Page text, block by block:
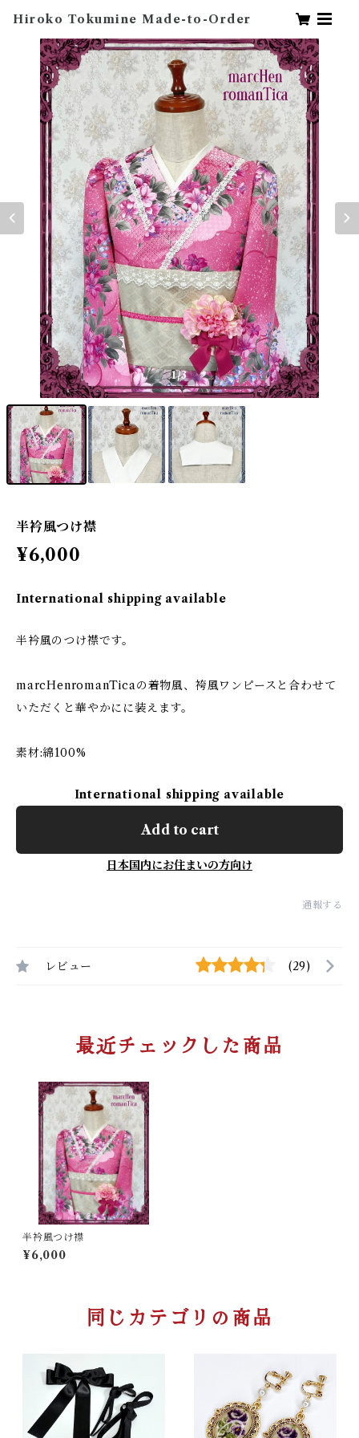
Hiroko Tokumine Made-to-Order
1/3
半衿風つけ襟
¥6,000
International shipping available
半衿風のつけ襟です。
marcHenromanTicaの着物風、袴風ワンピースと合わせて
いただくと華やかにに装えます。
素材:綿100%
International shipping available
Add to cart
日本国内にお住まいの方向け
通報する
レビュー (29)
最近チェックした商品
半衿風つけ襟
¥6,000
同じカテゴリの商品